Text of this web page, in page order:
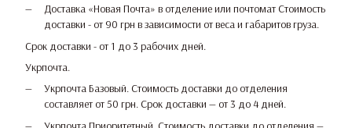
Доставка «Новая Почта» в отделение или почтомат Стоимость
доставки - от 90 грн в зависимости от веса и габаритов груза.
Срок доставки - от 1 до 3 рабочих дней.
Укрпочта.
Укрпочта Базовый. Стоимость доставки до отделения
составляет от 50 грн. Срок доставки — от 3 до 4 дней.